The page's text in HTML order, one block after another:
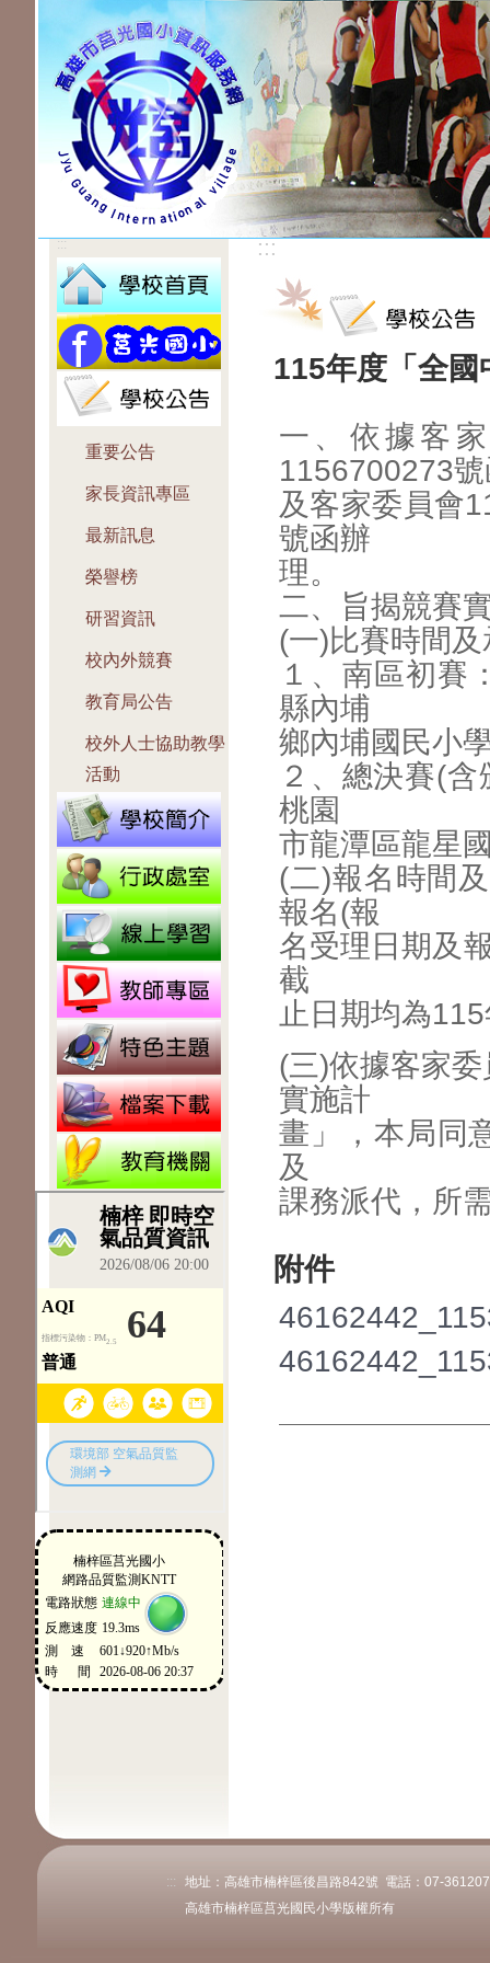
:::
重要公告
家長資訊專區
最新訊息
榮譽榜
研習資訊
校內外競賽
教育局公告
校外人士協助教學
活動
:::
115年度「全國
一、依據客
1156700273
及客家委員會
號函辦
理。
二、旨揭競賽
(一)比賽時間
１、南區初賽
縣內埔
鄉內埔國民小
２、總決賽(
桃園
市龍潭區龍星
(二)報名時間
報名(報
名受理日期及
截
止日期均為
(三)依據客家
實施計
畫」，本局同
及
課務派代，所
附件
:::
地址：高雄市楠梓區後昌路842號 電話：07-
高雄市楠梓區莒光國民小學版權所有